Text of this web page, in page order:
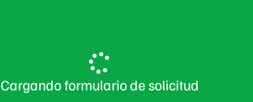
Cargando formulario de solicitud